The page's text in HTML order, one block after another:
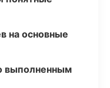
на основные
выполненным